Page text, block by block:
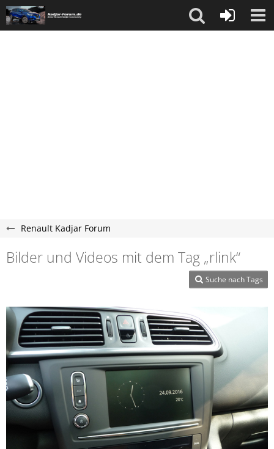
Renault Kadjar Forum
Bilder und Videos mit dem Tag „rlink“
Suche nach Tags